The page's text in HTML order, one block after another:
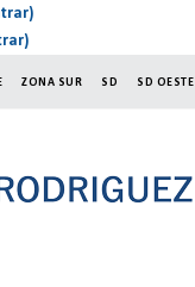
ZONA SUR SD SD OESTE